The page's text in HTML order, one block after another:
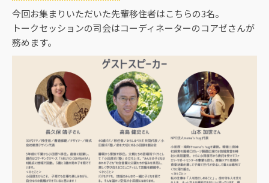
今回お集まりいただいた先輩移住者はこちらの3名。
トークセッションの司会はコーディネーターのコアゼさんが
務めます。